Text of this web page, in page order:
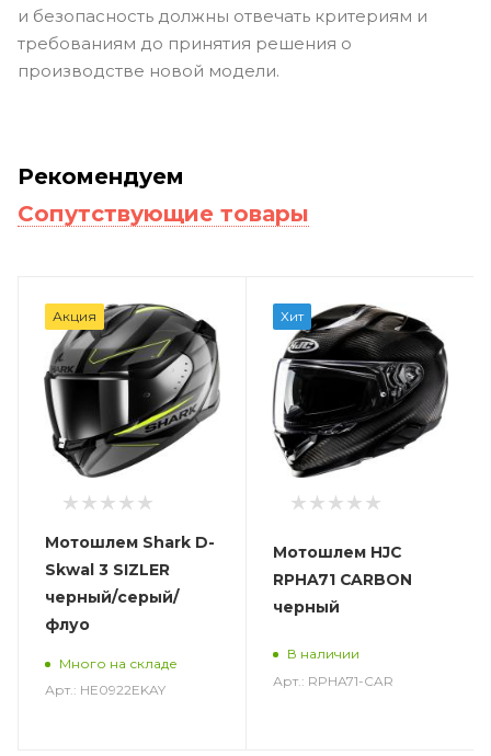
и безопасность должны отвечать критериям и
требованиям до принятия решения о
производстве новой модели.
Рекомендуем
Сопутствующие товары
Акция
Мотошлем Shark D-
Skwal 3 SIZLER
черный/серый/
флуо
Много на складе
Арт.: HE0922EKAY
Хит
Мотошлем HJC
RPHA71 CARBON
черный
В наличии
Арт.: RPHA71-CAR